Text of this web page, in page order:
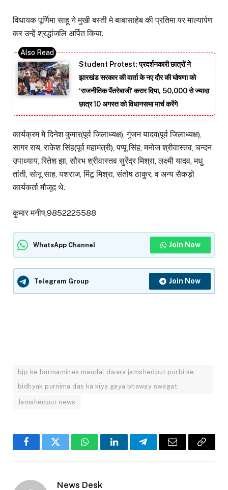
विधायक पूर्णिमा साहू ने मुखी बस्ती मे बाबासाहेब की प्रतिमा पर माल्यार्पण
कर उन्हें श्रद्धांजलि अर्पित किया.
Student Protest: प्रदर्शनकारी छात्रों ने
झारखंड सरकार की वार्ता के नए दौर की घोषणा को
‘राजनीतिक पैंतरेबाजी’ करार दिया, 50,000 से ज्यादा
छात्र 10 अगस्त को विधानसभा मार्च करेंगे
कार्यक्रम मे दिनेश कुमार(पूर्व जिलाध्यक्ष), गुंजन यादव(पूर्व जिलाध्यक्ष),
सागर राय, राकेश सिंह(पूर्व महामंत्री), पप्पू सिंह, मनोज श्रीवास्तव, चन्दन
उपाध्याय, रितेश झा, सौरभ श्रीवास्तव सुरेंद्र मिश्रा, लक्ष्मी यादव, मधु
तांती, सोनू साह, यशराज, मिंटू मिश्रा, संतोष ठाकुर, व अन्य सैकड़ो
कार्यकर्ता मौजूद थे.
कुमार मनीष,9852225588
WhatsApp Channel Join Now
Telegram Group Join Now
bjp ke burmamines mandal dwara jamshedpur purbi ke
bidhyak purnima das ka kiya gaya bhaway swagat
Jamshedpur news
FacebookTwitter WhatsAppLinkedInTelegramEmail
Copy
News Desk